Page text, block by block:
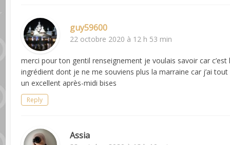
guy59600
22 octobre 2020 à 12 h 53 min
merci pour ton gentil renseignement je voulais savoir car
ingrédient dont je ne me souviens plus la marraine car j’ai
un excellent après-midi bises
Reply
Assia